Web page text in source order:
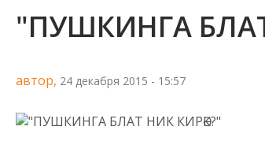
"ПУШКИНГА
автор, 24 декабря 2015 - 15:57